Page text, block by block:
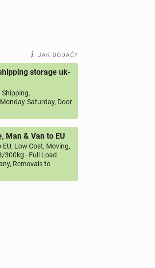
JAK DODAĆ?
storage uk-
Shipping,
Saturday, Door
Man & Van to EU
Low Cost, Moving,
300kg - Full Load
Removals to